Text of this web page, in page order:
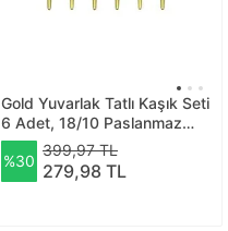
Gold Yuvarlak Tatlı Kaşık Seti
6 Adet, 18/10 Paslanmaz
Çelik 6 Kişilik Tatlı Kaşığı Seti
18cm
%30
399,97 TL
279,98 TL